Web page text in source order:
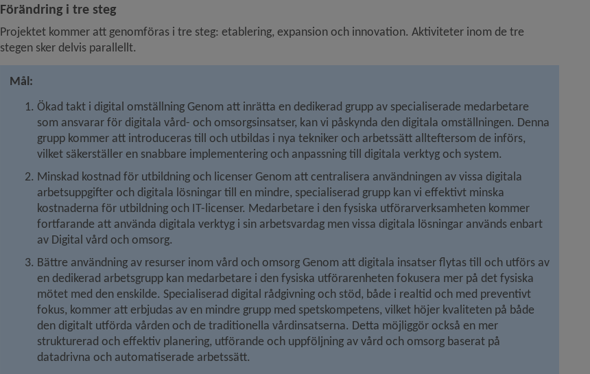
Förändring i tre steg
Projektet kommer att genomföras i tre steg: etablering, expansion och innovation. Aktiviteter inom de tre
stegen sker delvis parallellt.
Mål:
Ökad takt i digital omställning Genom att inrätta en dedikerad grupp av specialiserade medarbetare
som ansvarar för digitala vård- och omsorgsinsatser, kan vi påskynda den digitala omställningen. Denna
grupp kommer att introduceras till och utbildas i nya tekniker och arbetssätt allteftersom de införs,
vilket säkerställer en snabbare implementering och anpassning till digitala verktyg och system.
Minskad kostnad för utbildning och licenser Genom att centralisera användningen av vissa digitala
arbetsuppgifter och digitala lösningar till en mindre, specialiserad grupp kan vi effektivt minska
kostnaderna för utbildning och IT-licenser. Medarbetare i den fysiska utförarverksamheten kommer
fortfarande att använda digitala verktyg i sin arbetsvardag men vissa digitala lösningar används enbart
av Digital vård och omsorg.
Bättre användning av resurser inom vård och omsorg Genom att digitala insatser flytas till och utförs av
en dedikerad arbetsgrupp kan medarbetare i den fysiska utförarenheten fokusera mer på det fysiska
mötet med den enskilde. Specialiserad digital rådgivning och stöd, både i realtid och med preventivt
fokus, kommer att erbjudas av en mindre grupp med spetskompetens, vilket höjer kvaliteten på både
den digitalt utförda vården och de traditionella vårdinsatserna. Detta möjliggör också en mer
strukturerad och effektiv planering, utförande och uppföljning av vård och omsorg baserat på
datadrivna och automatiserade arbetssätt.